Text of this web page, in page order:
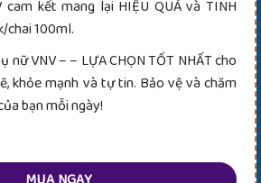
cam kết mang lại HIỆU QUẢ và TINH
chai 100ml.
nữ VNV – – LỰA CHỌN TỐT NHẤT cho
khỏe mạnh và tự tin. Bảo vệ và chăm
bạn mỗi ngày!
VNV số lượng